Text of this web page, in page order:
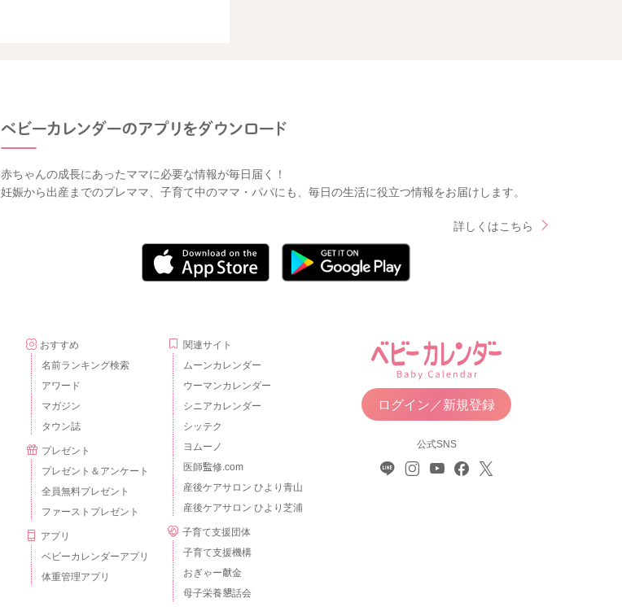
赤ちゃんの成長にあったママに必要な情報が毎日届く！
妊娠から出産までのプレママ、子育て中のママ・パパにも、毎日の生活に役立つ情報をお届けします。
詳しくはこちら
おすすめ
名前ランキング検索
アワード
マガジン
タウン誌
プレゼント
プレゼント＆アンケート
全員無料プレゼント
ファーストプレゼント
アプリ
ベビーカレンダーアプリ
体重管理アプリ
関連サイト
ムーンカレンダー
ウーマンカレンダー
シニアカレンダー
シッテク
ヨムーノ
医師監修.com
産後ケアサロン ひより青山
産後ケアサロン ひより芝浦
子育て支援団体
子育て支援機構
おぎゃー献金
母子栄養懇話会
ログイン／新規登録
公式SNS